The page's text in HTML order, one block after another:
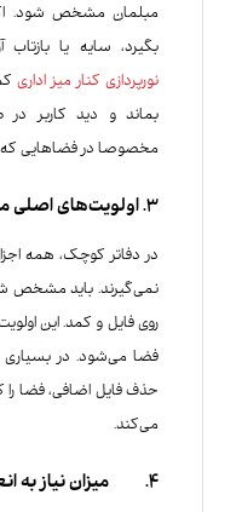
مبلمان مشخص شود.
بگیرد، سایه یا
نورپردازی کنار میز اداری
بماند و دید کاربر
مخصوصا در فضاهایی
3. اولویت‌های اصلی مبلمان در فضای محدود
در دفاتر کوچک، همه
نمی‌گیرند. باید مشخص
روی فایل و کمد. این
فضا می‌شود. در بسیاری
حذف فایل اضافی، فضا را
می‌کند.
4. میزان نیاز به انعطاف‌پذیری و جابه‌جایی